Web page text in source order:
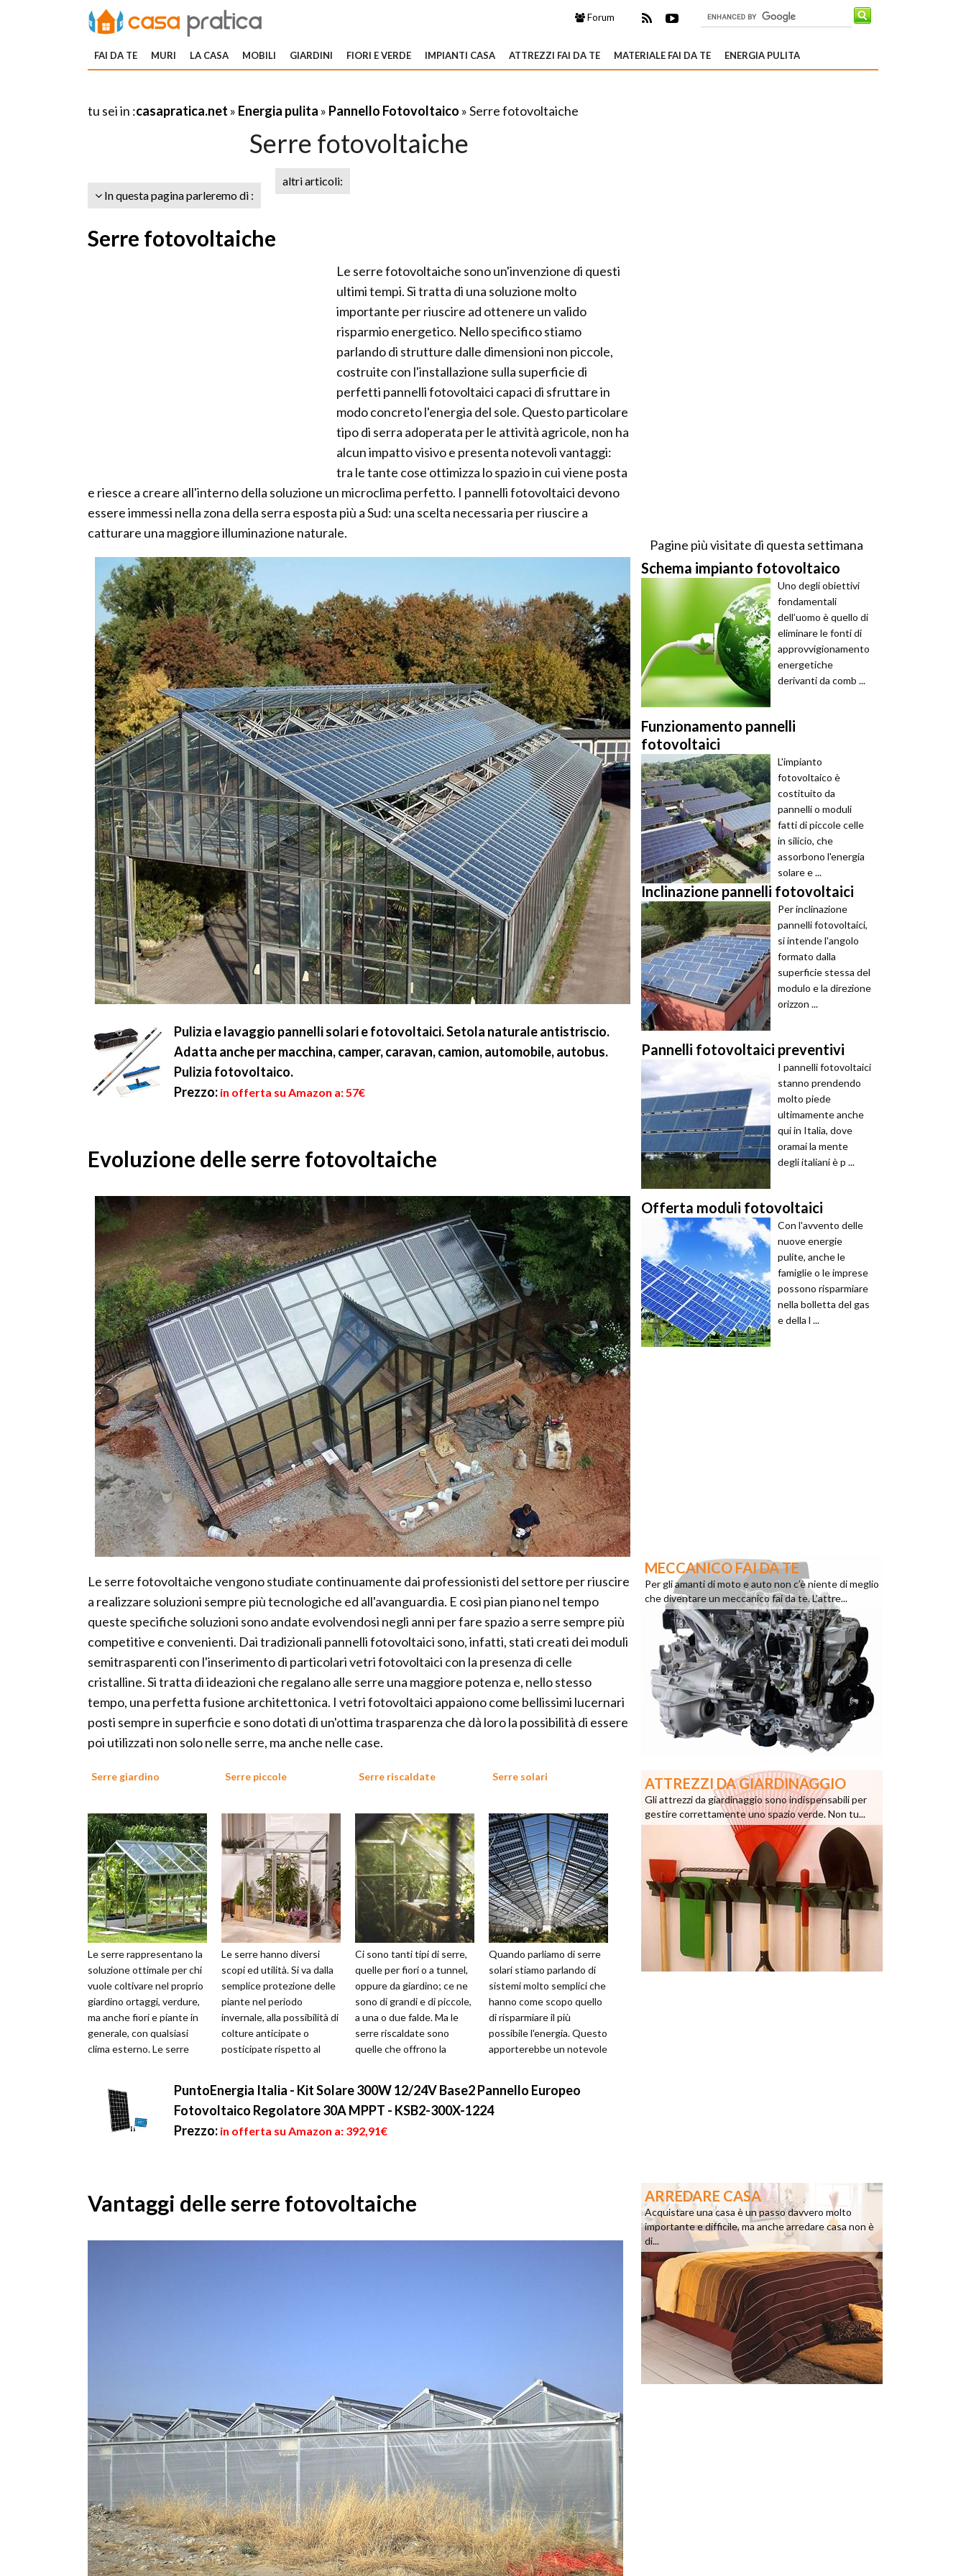
Forum
FAI DA TE MURI LA CASA MOBILI GIARDINI FIORI E VERDE IMPIANTI CASA ATTREZZI FAI DA TE MATERIALE FAI DA TE ENERGIA PULITA
tu sei in :casapratica.net » Energia pulita » Pannello Fotovoltaico » Serre fotovoltaiche
Serre fotovoltaiche
In questa pagina parleremo di :
altri articoli:
Serre fotovoltaiche
Le serre fotovoltaiche sono un'invenzione di questi
ultimi tempi. Si tratta di una soluzione molto
importante per riuscire ad ottenere un valido
risparmio energetico. Nello specifico stiamo
parlando di strutture dalle dimensioni non piccole,
costruite con l'installazione sulla superficie di
perfetti pannelli fotovoltaici capaci di sfruttare in
modo concreto l'energia del sole. Questo particolare
tipo di serra adoperata per le attività agricole, non ha
alcun impatto visivo e presenta notevoli vantaggi:
tra le tante cose ottimizza lo spazio in cui viene posta
e riesce a creare all'interno della soluzione un microclima perfetto. I pannelli fotovoltaici devono
essere immessi nella zona della serra esposta più a Sud: una scelta necessaria per riuscire a
catturare una maggiore illuminazione naturale.
Pulizia e lavaggio pannelli solari e fotovoltaici. Setola naturale antistriscio.
Adatta anche per macchina, camper, caravan, camion, automobile, autobus.
Pulizia fotovoltaico.
Prezzo: in offerta su Amazon a: 57€
Evoluzione delle serre fotovoltaiche
Le serre fotovoltaiche vengono studiate continuamente dai professionisti del settore per riuscire
a realizzare soluzioni sempre più tecnologiche ed all'avanguardia. E così pian piano nel tempo
queste specifiche soluzioni sono andate evolvendosi negli anni per fare spazio a serre sempre più
competitive e convenienti. Dai tradizionali pannelli fotovoltaici sono, infatti, stati creati dei moduli
semitrasparenti con l'inserimento di particolari vetri fotovoltaici con la presenza di celle
cristalline. Si tratta di ideazioni che regalano alle serre una maggiore potenza e, nello stesso
tempo, una perfetta fusione architettonica. I vetri fotovoltaici appaiono come bellissimi lucernari
posti sempre in superficie e sono dotati di un'ottima trasparenza che dà loro la possibilità di essere
poi utilizzati non solo nelle serre, ma anche nelle case.
Serre giardino
Le serre rappresentano la
soluzione ottimale per chi
vuole coltivare nel proprio
giardino ortaggi, verdure,
ma anche fiori e piante in
generale, con qualsiasi
clima esterno. Le serre
Serre piccole
Le serre hanno diversi
scopi ed utilità. Si va dalla
semplice protezione delle
piante nel periodo
invernale, alla possibilità di
colture anticipate o
posticipate rispetto al
Serre riscaldate
Ci sono tanti tipi di serre,
quelle per fiori o a tunnel,
oppure da giardino; ce ne
sono di grandi e di piccole,
a una o due falde. Ma le
serre riscaldate sono
quelle che offrono la
Serre solari
Quando parliamo di serre
solari stiamo parlando di
sistemi molto semplici che
hanno come scopo quello
di risparmiare il più
possibile l'energia. Questo
apporterebbe un notevole
PuntoEnergia Italia - Kit Solare 300W 12/24V Base2 Pannello Europeo
Fotovoltaico Regolatore 30A MPPT - KSB2-300X-1224
Prezzo: in offerta su Amazon a: 392,91€
Vantaggi delle serre fotovoltaiche
Pagine più visitate di questa settimana
Schema impianto fotovoltaico
Uno degli obiettivi
fondamentali
dell’uomo è quello di
eliminare le fonti di
approvvigionamento
energetiche
derivanti da comb ...
Funzionamento pannelli
fotovoltaici
L'impianto
fotovoltaico è
costituito da
pannelli o moduli
fatti di piccole celle
in silicio, che
assorbono l'energia
solare e ...
Inclinazione pannelli fotovoltaici
Per inclinazione
pannelli fotovoltaici,
si intende l'angolo
formato dalla
superficie stessa del
modulo e la direzione
orizzon ...
Pannelli fotovoltaici preventivi
I pannelli fotovoltaici
stanno prendendo
molto piede
ultimamente anche
qui in Italia, dove
oramai la mente
degli italiani è p ...
Offerta moduli fotovoltaici
Con l'avvento delle
nuove energie
pulite, anche le
famiglie o le imprese
possono risparmiare
nella bolletta del gas
e della l ...
MECCANICO FAI DA TE
Per gli amanti di moto e auto non c’è niente di meglio
che diventare un meccanico fai da te. L’attre...
ATTREZZI DA GIARDINAGGIO
Gli attrezzi da giardinaggio sono indispensabili per
gestire correttamente uno spazio verde. Non tu...
ARREDARE CASA
Acquistare una casa è un passo davvero molto
importante e difficile, ma anche arredare casa non è
di...